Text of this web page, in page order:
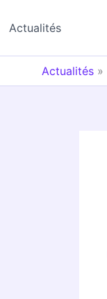
Actualités
Actualités »